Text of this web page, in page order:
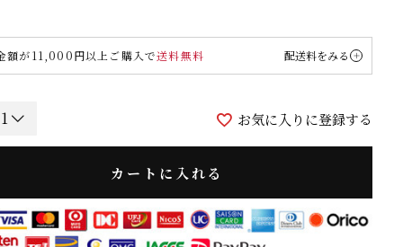
額が11,000円以上ご購入で送料無料 配送料をみる
お気に入りに登録する
カートに入れる